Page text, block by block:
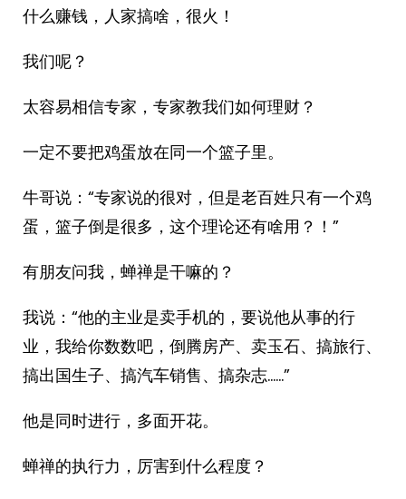
什么赚钱，人家搞啥，很火！
我们呢？
太容易相信专家，专家教我们如何理财？
一定不要把鸡蛋放在同一个篮子里。
牛哥说：“专家说的很对，但是老百姓只有一个鸡
蛋，篮子倒是很多，这个理论还有啥用？！”
有朋友问我，蝉禅是干嘛的？
我说：“他的主业是卖手机的，要说他从事的行
业，我给你数数吧，倒腾房产、卖玉石、搞旅行、
搞出国生子、搞汽车销售、搞杂志……”
他是同时进行，多面开花。
蝉禅的执行力，厉害到什么程度？